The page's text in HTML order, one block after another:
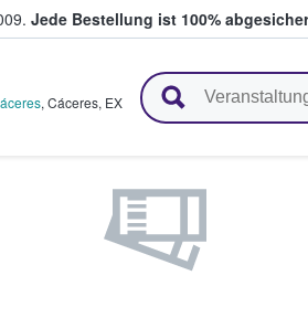
Jede Bestellung ist 100%
, Cáceres, EX